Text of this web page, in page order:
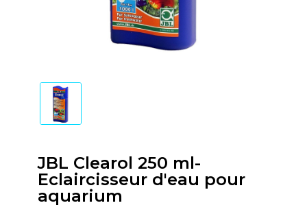
JBL Clearol 250 ml-
Eclaircisseur d'eau pour
aquarium